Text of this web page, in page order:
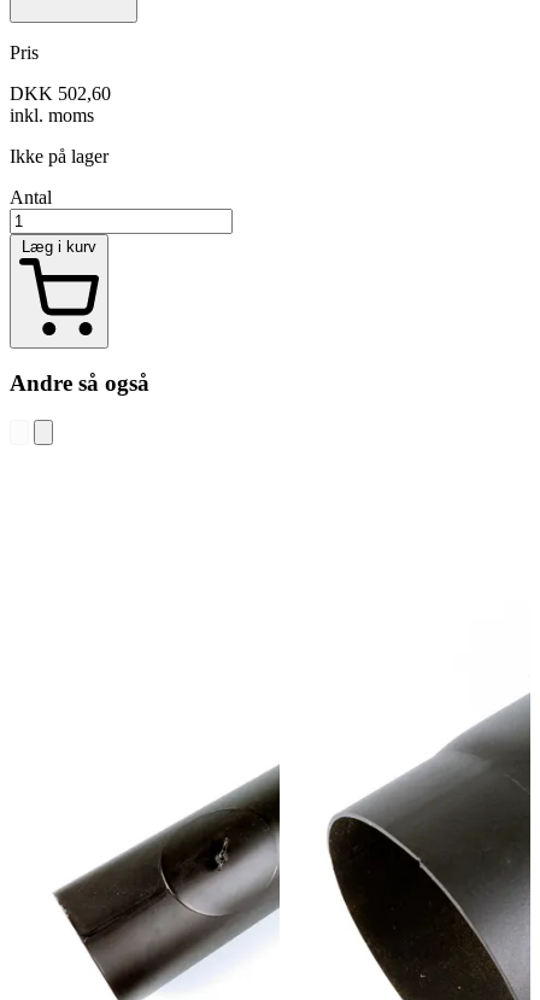
Pris
DKK 502,60
inkl. moms
Ikke på lager
Antal
Læg i kurv
Andre så også